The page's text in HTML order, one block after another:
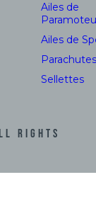
Ailes de
Ailes de
Parachutes
Sellettes
Rights